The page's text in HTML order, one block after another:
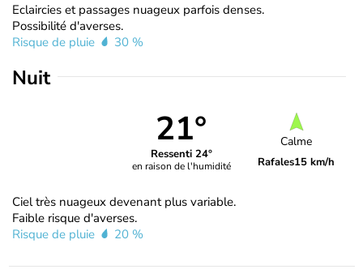
Eclaircies et passages nuageux parfois denses.
Possibilité d'averses.
Risque de pluie
30 %
Nuit
21°
Ressenti 24°
en raison de l'humidité
Calme
Rafales15 km/h
Ciel très nuageux devenant plus variable.
Faible risque d'averses.
Risque de pluie
20 %